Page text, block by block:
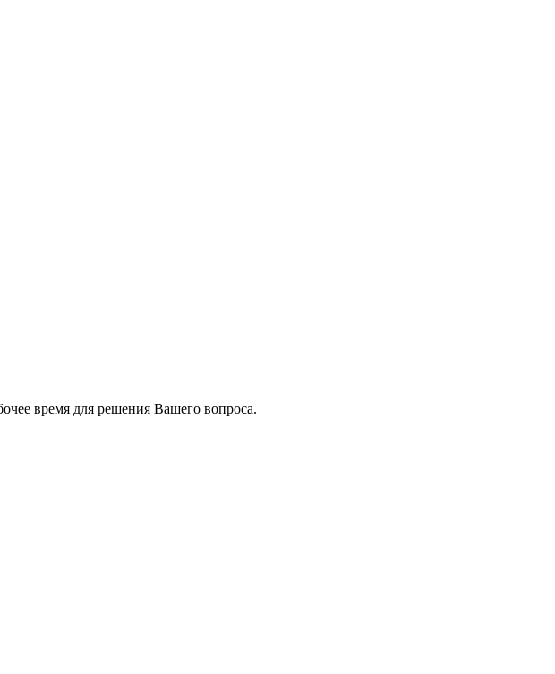
время для решения Вашего вопроса.